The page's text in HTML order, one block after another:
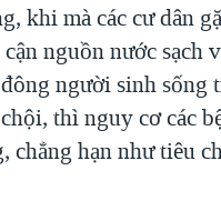
khi mà các cư dân
nguồn nước sạch
người sinh sống
thì nguy cơ các
chẳng hạn như tiêu